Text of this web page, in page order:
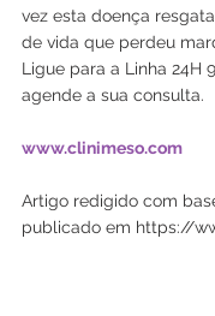
vez esta doença
de vida que perdeu
Ligue para a Linha 24H
agende a sua consulta.
www.clinimeso.com
Artigo redigido com
publicado em https://